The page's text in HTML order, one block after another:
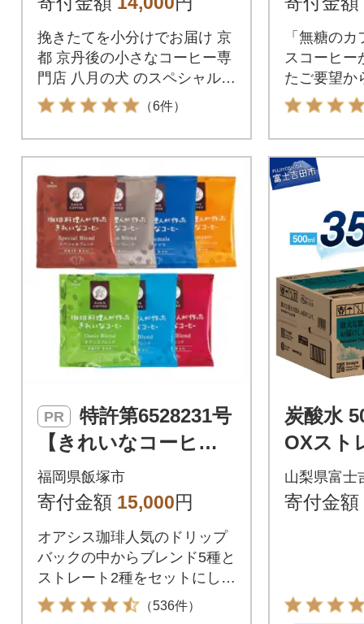
挽きたてを小分けでお届け 京
都 京丹後の小さなコーヒー専
門店 八月の犬 のスペシャルテ
ィコーヒー豆
（6件）
「無糖の
スコーヒー
たご要望か
PR
【きれいなコーヒ
ー】ドリップバッグ7
種セット(合計105袋)
福岡県飯塚市
寄付金額 15,000円
オアシス珈琲人気のドリップ
バックの中からブレンド5種と
ストレート2種をセットにしま
した。
（536件）
炭酸水
OXスト
水 ラベ
ス
山梨県富士
寄付金額